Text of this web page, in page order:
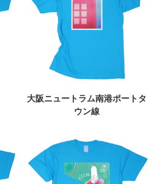
大阪ニュートラム南港ポートタ
ウン線